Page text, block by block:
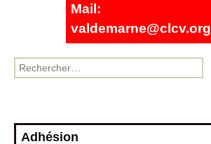
Mail:
valdemarne@clcv.org
Adhésion